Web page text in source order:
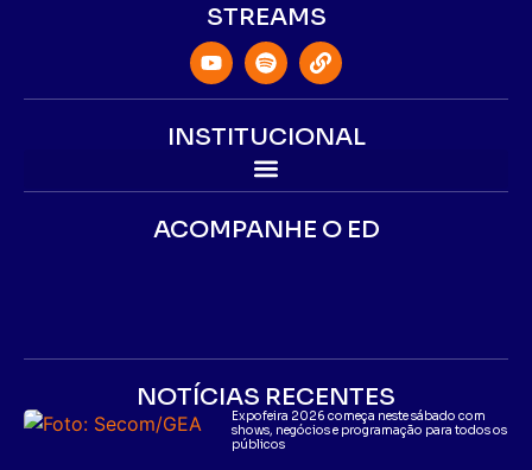
STREAMS
INSTITUCIONAL
ACOMPANHE O ED
NOTÍCIAS RECENTES
Expofeira 2026 começa neste sábado com
shows, negócios e programação para todos os
públicos